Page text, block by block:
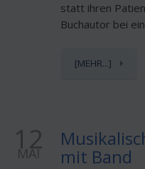
statt ihren
Buchautor bei
[MEHR...]
12
MAI mit Band